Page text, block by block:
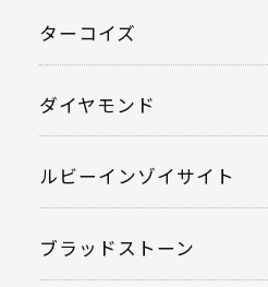
ターコイズ
ダイヤモンド
ルビーインゾイサイト
ブラッドストーン